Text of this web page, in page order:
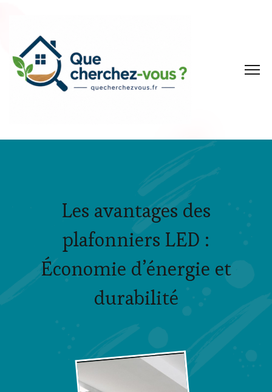
Les avantages des
plafonniers LED :
Économie d’énergie et
durabilité